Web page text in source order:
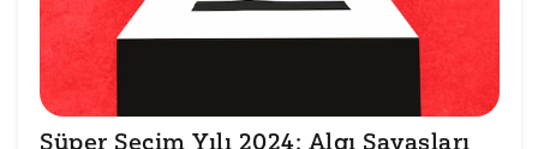
Süper Seçim Yılı 2024: Algı Savaşları